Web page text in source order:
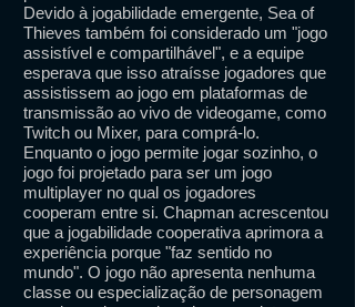
Devido à jogabilidade emergente, Sea of ​​
Thieves também foi considerado um "jogo
assistível e compartilhável", e a equipe
esperava que isso atraísse jogadores que
assistissem ao jogo em plataformas de
transmissão ao vivo de videogame, como
Twitch ou Mixer, para comprá-lo.
Enquanto o jogo permite jogar sozinho, o
jogo foi projetado para ser um jogo
multiplayer no qual os jogadores
cooperam entre si. Chapman acrescentou
que a jogabilidade cooperativa aprimora a
experiência porque "faz sentido no
mundo". O jogo não apresenta nenhuma
classe ou especialização de personagem